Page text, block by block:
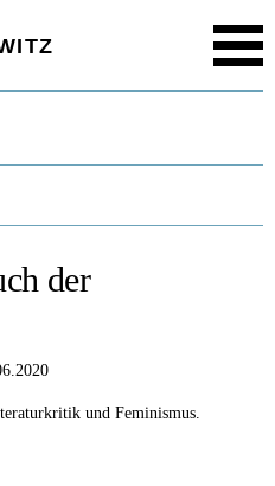
der
und Feminismus.